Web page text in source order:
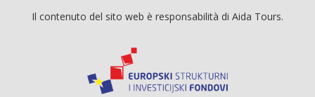
Il contenuto del sito web è responsabilità di Aida Tours.